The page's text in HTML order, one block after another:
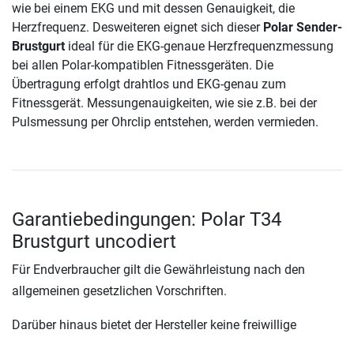
wie bei einem EKG und mit dessen Genauigkeit, die
Herzfrequenz. Desweiteren eignet sich dieser Polar Sender-
Brustgurt ideal für die EKG-genaue Herzfrequenzmessung
bei allen Polar-kompatiblen Fitnessgeräten. Die
Übertragung erfolgt drahtlos und EKG-genau zum
Fitnessgerät. Messungenauigkeiten, wie sie z.B. bei der
Pulsmessung per Ohrclip entstehen, werden vermieden.
Garantiebedingungen: Polar T34
Brustgurt uncodiert
Für Endverbraucher gilt die Gewährleistung nach den
allgemeinen gesetzlichen Vorschriften.
Darüber hinaus bietet der Hersteller keine freiwillige